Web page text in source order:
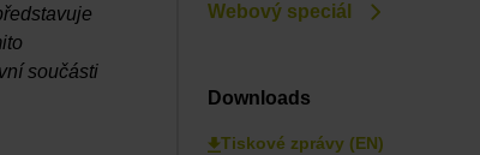
součásti
Webový speciál
Downloads
Tiskové zprávy (EN)